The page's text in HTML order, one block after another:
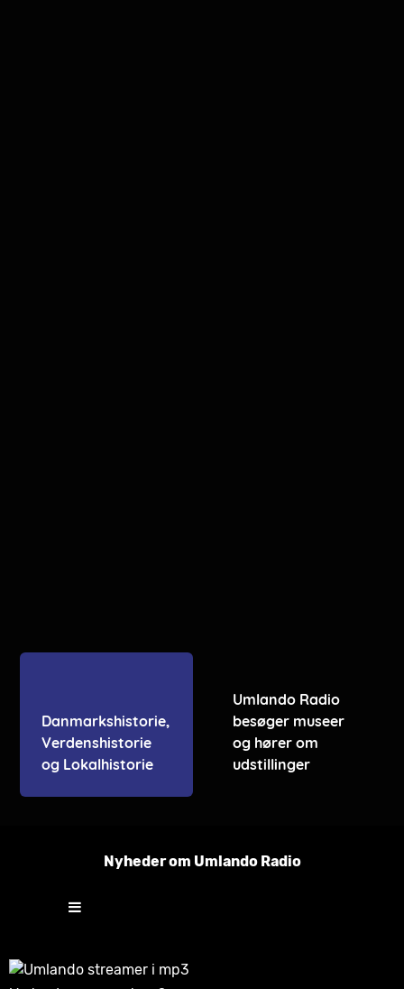
Danmarkshistorie,
Verdenshistorie
og Lokalhistorie
Umlando Radio
besøger museer
og hører om
udstillinger
Nyheder om Umlando Radio